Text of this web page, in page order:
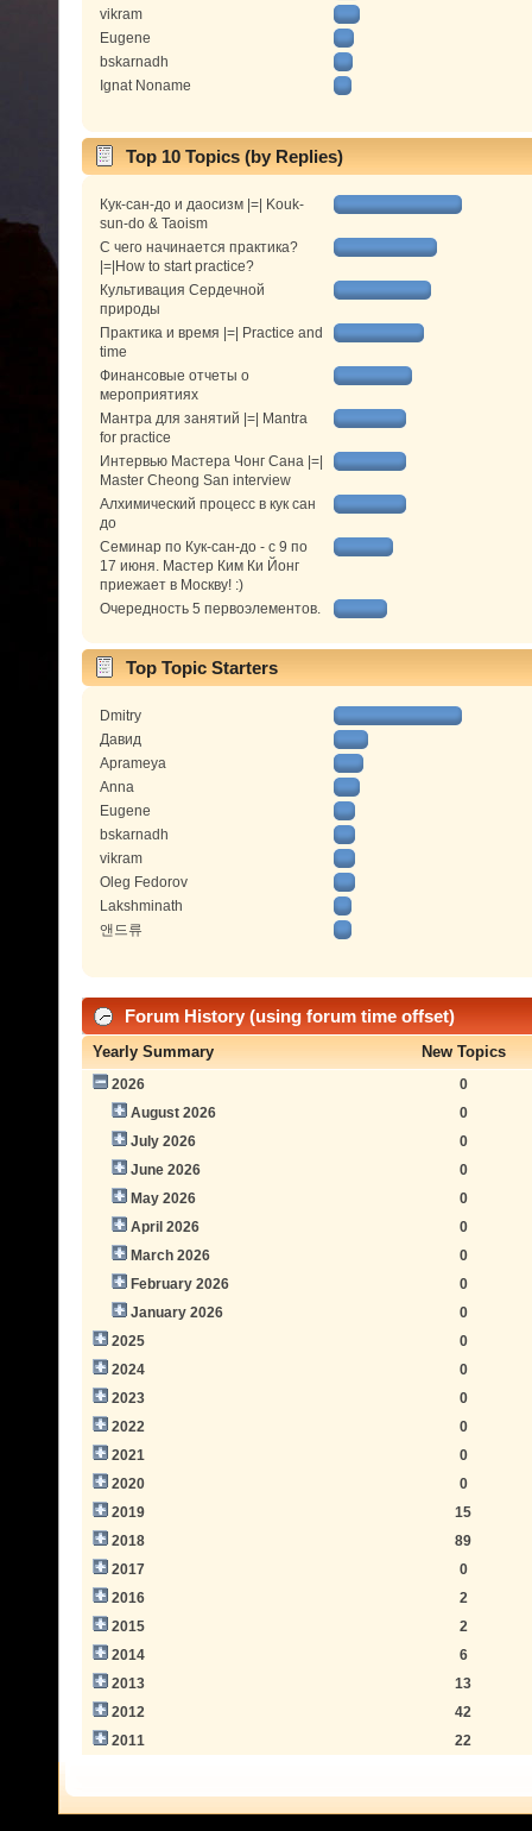
vikram
Eugene
bskarnadh
Ignat Noname
Top 10 Topics (by Replies)
Кук-сан-до и даосизм |=| Kouk-
sun-do & Taoism
С чего начинается практика?
|=|How to start practice?
Культивация Сердечной
природы
Практика и время |=| Practice and
time
Финансовые отчеты о
мероприятиях
Мантра для занятий |=| Mantra
for practice
Интервью Мастера Чонг Сана |=|
Master Cheong San interview
Алхимический процесс в кук сан
до
Семинар по Кук-сан-до - с 9 по
17 июня. Мастер Ким Ки Йонг
приежает в Москву! :)
Очередность 5 первоэлементов.
Top Topic Starters
Dmitry
Давид
Aprameya
Anna
Eugene
bskarnadh
vikram
Oleg Fedorov
Lakshminath
앤드류
Forum History (using forum time offset)
Yearly Summary New Topics
2026
0
August 2026
0
July 2026
0
June 2026
0
May 2026
0
April 2026
0
March 2026
0
February 2026
0
January 2026
0
2025
0
2024
0
2023
0
2022
0
2021
0
2020
0
2019
15
2018
89
2017
0
2016
2
2015
2
2014
6
2013
13
2012
42
2011
22